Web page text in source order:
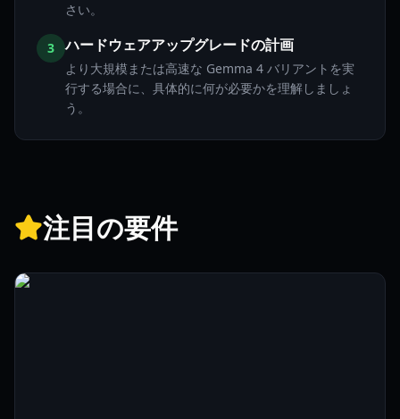
さい。
3 ハードウェアアップグレードの計画
より大規模または高速な Gemma 4 バリアントを実
行する場合に、具体的に何が必要かを理解しましょ
う。
注目の要件